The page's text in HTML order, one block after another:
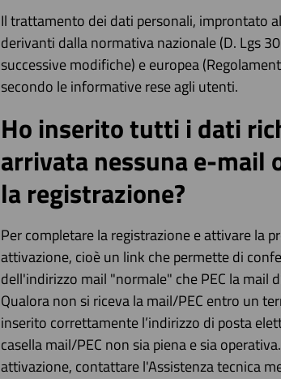
Il trattamento dei dati personali, improntato
derivanti dalla normativa nazionale (D. Lgs
successive modifiche) e europea
secondo le informative rese agli utenti.
Ho inserito tutti i dati
arrivata nessuna e-mail
la registrazione?
Per completare la registrazione e attivare la
attivazione, cioè un link che permette di
dell'indirizzo mail "normale" che PEC la mail
Qualora non si riceva la mail/PEC entro un
inserito correttamente l’indirizzo di posta
casella mail/PEC non sia piena e sia
attivazione, contattare l'Assistenza tecnica